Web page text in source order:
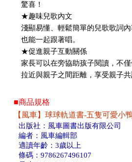
驚喜！
★趣味兒歌內文
淺顯易懂、輕鬆簡單的兒歌歌詞
也能一起跟著唱。
★促進親子互動關係
家長可以在旁協助孩子閱讀，不僅
拉近與親子之間距離，享受親子共
■商品規格
【風車】球球軌道書-五隻可愛小
出版社：風車圖書出版有限公司
編者：風車編輯部
適讀年齡：3歲以上
條碼：9786267496107